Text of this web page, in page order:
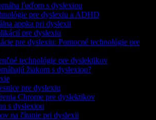
ľuďom s dyslexiou
pre dyslexiu a ADHD
appka pri dyslexii
pre dyslexiu
pre dyslexiu: Pomocné technológie pre
technológie pre dyslektikov
žiakom s dyslexiou?
pre dyslexiu
Chrome pre dyslektikov
s dyslexiou
na čítanie pri dyslexii